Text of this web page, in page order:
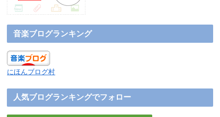
音楽ブログランキング
にほんブログ村
人気ブログランキングでフォロー